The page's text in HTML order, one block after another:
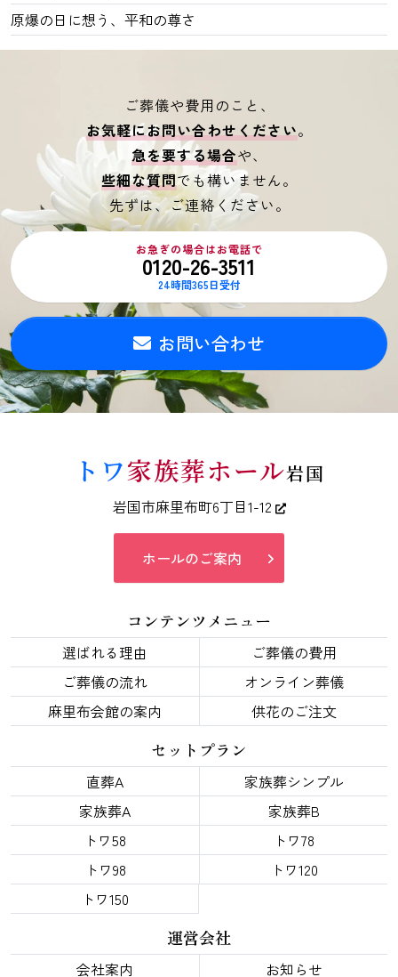
原爆の日に想う、平和の尊さ
ご葬儀や費用のこと、
お気軽にお問い合わせください。
急を要する場合や、
些細な質問でも構いません。
先ずは、ご連絡ください。
お急ぎの場合はお電話で
0120-26-3511
24時間365日受付
お問い合わせ
トワ家族葬ホール岩国
岩国市麻里布町6丁目1-12
ホールのご案内
コンテンツメニュー
選ばれる理由
ご葬儀の費用
ご葬儀の流れ
オンライン葬儀
麻里布会館の案内
供花のご注文
セットプラン
直葬A
家族葬シンプル
家族葬A
家族葬B
トワ58
トワ78
トワ98
トワ120
トワ150
運営会社
会社案内 お知らせ